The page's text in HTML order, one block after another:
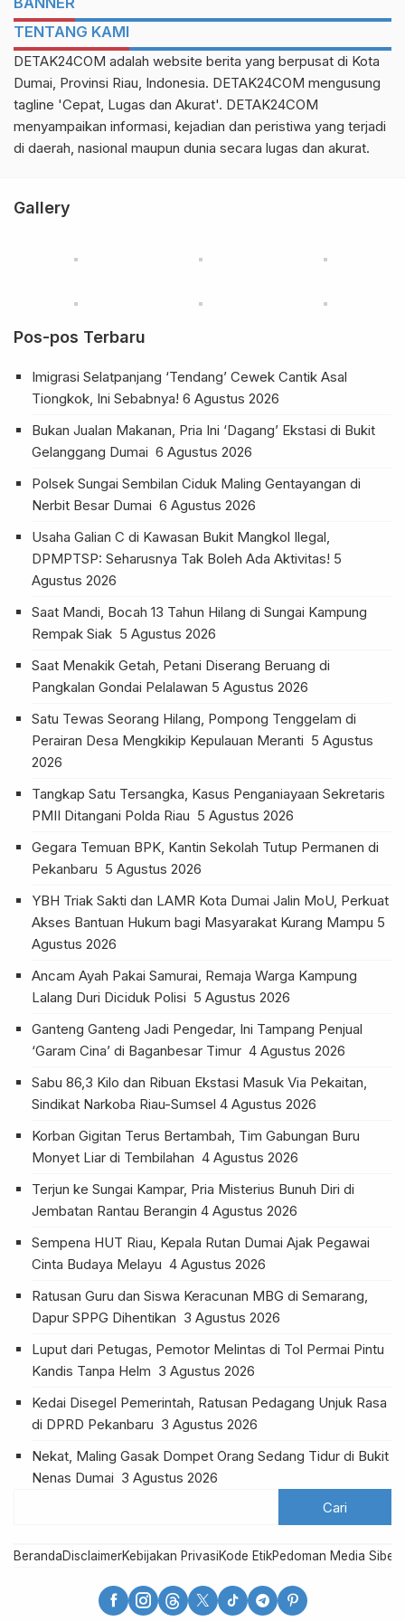
TENTANG KAMI
DETAK24COM adalah website berita yang berpusat di Kota
Dumai, Provinsi Riau, Indonesia. DETAK24COM mengusung
tagline 'Cepat, Lugas dan Akurat'. DETAK24COM
menyampaikan informasi, kejadian dan peristiwa yang terjadi
di daerah, nasional maupun dunia secara lugas dan akurat.
Gallery
Pos-pos Terbaru
Imigrasi Selatpanjang ‘Tendang’ Cewek Cantik Asal
Tiongkok, Ini Sebabnya! 6 Agustus 2026
Bukan Jualan Makanan, Pria Ini ‘Dagang’ Ekstasi di Bukit
Gelanggang Dumai 6 Agustus 2026
Polsek Sungai Sembilan Ciduk Maling Gentayangan di
Nerbit Besar Dumai 6 Agustus 2026
Usaha Galian C di Kawasan Bukit Mangkol Ilegal,
DPMPTSP: Seharusnya Tak Boleh Ada Aktivitas! 5
Agustus 2026
Saat Mandi, Bocah 13 Tahun Hilang di Sungai Kampung
Rempak Siak 5 Agustus 2026
Saat Menakik Getah, Petani Diserang Beruang di
Pangkalan Gondai Pelalawan 5 Agustus 2026
Satu Tewas Seorang Hilang, Pompong Tenggelam di
Perairan Desa Mengkikip Kepulauan Meranti 5 Agustus
2026
Tangkap Satu Tersangka, Kasus Penganiayaan Sekretaris
PMII Ditangani Polda Riau 5 Agustus 2026
Gegara Temuan BPK, Kantin Sekolah Tutup Permanen di
Pekanbaru 5 Agustus 2026
YBH Triak Sakti dan LAMR Kota Dumai Jalin MoU, Perkuat
Akses Bantuan Hukum bagi Masyarakat Kurang Mampu 5
Agustus 2026
Ancam Ayah Pakai Samurai, Remaja Warga Kampung
Lalang Duri Diciduk Polisi 5 Agustus 2026
Ganteng Ganteng Jadi Pengedar, Ini Tampang Penjual
‘Garam Cina’ di Baganbesar Timur 4 Agustus 2026
Sabu 86,3 Kilo dan Ribuan Ekstasi Masuk Via Pekaitan,
Sindikat Narkoba Riau-Sumsel 4 Agustus 2026
Korban Gigitan Terus Bertambah, Tim Gabungan Buru
Monyet Liar di Tembilahan 4 Agustus 2026
Terjun ke Sungai Kampar, Pria Misterius Bunuh Diri di
Jembatan Rantau Berangin 4 Agustus 2026
Sempena HUT Riau, Kepala Rutan Dumai Ajak Pegawai
Cinta Budaya Melayu 4 Agustus 2026
Ratusan Guru dan Siswa Keracunan MBG di Semarang,
Dapur SPPG Dihentikan 3 Agustus 2026
Luput dari Petugas, Pemotor Melintas di Tol Permai Pintu
Kandis Tanpa Helm 3 Agustus 2026
Kedai Disegel Pemerintah, Ratusan Pedagang Unjuk Rasa
di DPRD Pekanbaru 3 Agustus 2026
Nekat, Maling Gasak Dompet Orang Sedang Tidur di Bukit
Nenas Dumai 3 Agustus 2026
BerandaDisclaimerKebijakan PrivasiKode EtikPedoman Media Siber